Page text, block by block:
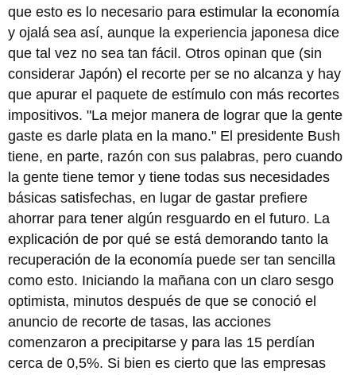
que esto es lo necesario para estimular la economía
y ojalá sea así, aunque la experiencia japonesa dice
que tal vez no sea tan fácil. Otros opinan que (sin
considerar Japón) el recorte per se no alcanza y hay
que apurar el paquete de estímulo con más recortes
impositivos. "La mejor manera de lograr que la gente
gaste es darle plata en la mano." El presidente Bush
tiene, en parte, razón con sus palabras, pero cuando
la gente tiene temor y tiene todas sus necesidades
básicas satisfechas, en lugar de gastar prefiere
ahorrar para tener algún resguardo en el futuro. La
explicación de por qué se está demorando tanto la
recuperación de la economía puede ser tan sencilla
como esto. Iniciando la mañana con un claro sesgo
optimista, minutos después de que se conoció el
anuncio de recorte de tasas, las acciones
comenzaron a precipitarse y para las 15 perdían
cerca de 0,5%. Si bien es cierto que las empresas